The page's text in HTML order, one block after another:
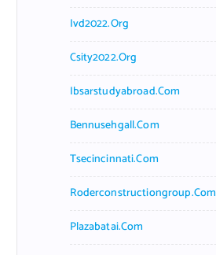
Ivd2022.org
Csity2022.org
Ibsarstudyabroad.com
Bennusehgall.com
Tsecincinnati.com
Roderconstructiongroup.com
Plazabatai.com